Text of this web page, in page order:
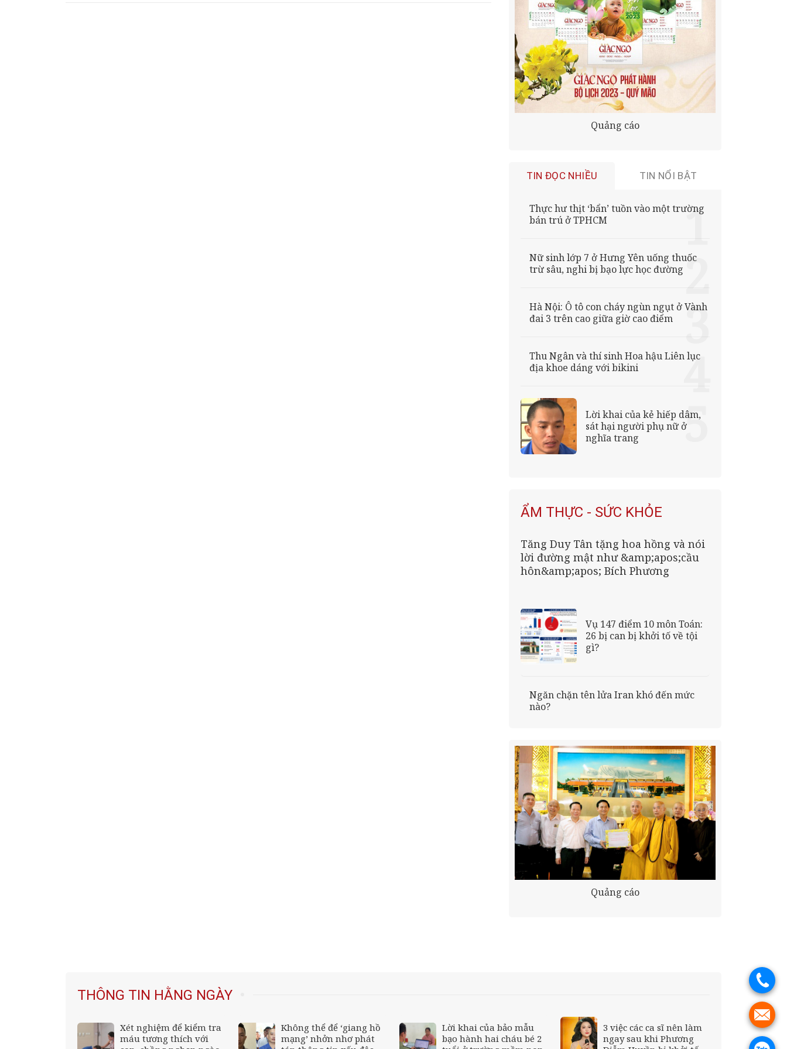
Quảng cáo
TIN ĐỌC NHIỀU TIN NỔI BẬT
Thực hư thịt ‘bẩn’ tuồn vào một trường
bán trú ở TPHCM
Nữ sinh lớp 7 ở Hưng Yên uống thuốc
trừ sâu, nghi bị bạo lực học đường
Hà Nội: Ô tô con cháy ngùn ngụt ở Vành
đai 3 trên cao giữa giờ cao điểm
Thu Ngân và thí sinh Hoa hậu Liên lục
địa khoe dáng với bikini
Lời khai của kẻ hiếp dâm,
sát hại người phụ nữ ở
nghĩa trang
ẨM THỰC - SỨC KHỎE
Tăng Duy Tân tặng hoa hồng và nói
lời đường mật như &amp;apos;cầu
hôn&amp;apos; Bích Phương
Vụ 147 điểm 10 môn Toán:
26 bị can bị khởi tố về tội
gì?
Ngăn chặn tên lửa Iran khó đến mức
nào?
Quảng cáo
THÔNG TIN HẰNG NGÀY
Xét nghiệm để kiểm tra
máu tương thích với
Không thể để ‘giang hồ
mạng’ nhởn nhơ phát
Lời khai của bảo mẫu
bạo hành hai cháu bé 2
3 việc các ca sĩ nên làm
ngay sau khi Phương
.
.